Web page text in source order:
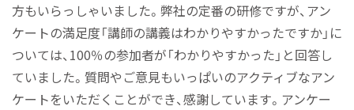
方もいらっしゃいました。弊社の定番の研修ですが、アン
ケートの満足度「講師の講義はわかりやすかったですか」に
ついては、100％の参加者が「わかりやすかった」と回答し
ていました。質問やご意見もいっぱいのアクティブなアン
ケートをいただくことができ、感謝しています。アンケー